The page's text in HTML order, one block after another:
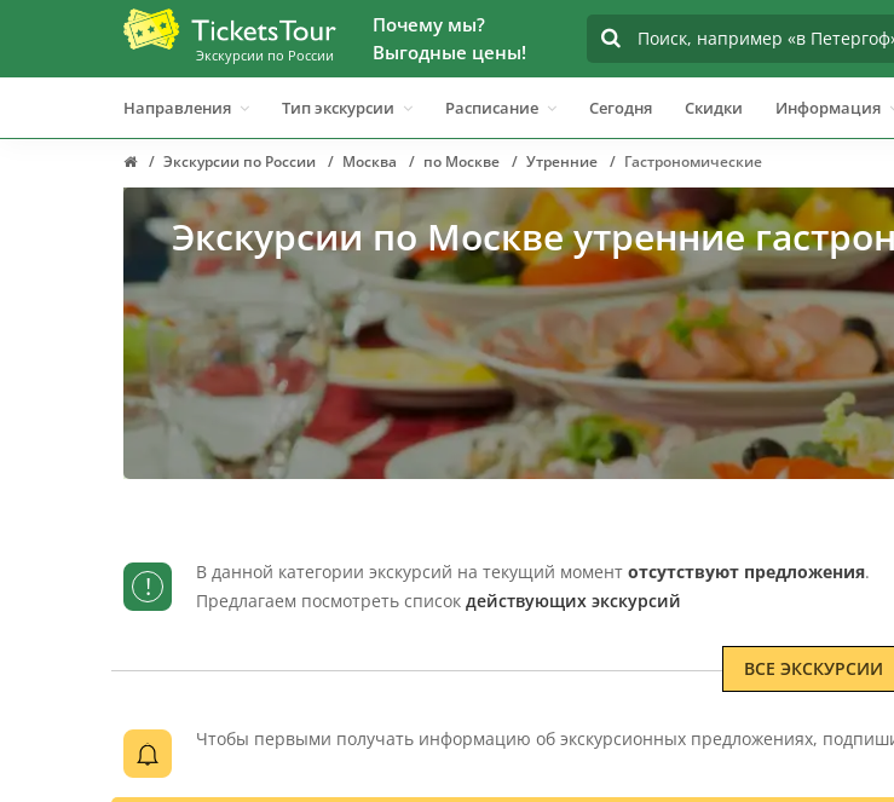
Экскурсии по России
Почему мы?
Выгодные цены!
Направления Тип экскурсии Расписание Сегодня Скидки Информация
Экскурсии по России Москва по Москве Утренние Гастрономические
Экскурсии по Москве утренние
! В данной категории экскурсий на текущий момент отсутствуют предложения.
Предлагаем посмотреть список действующих экскурсий
ВСЕ ЭКСКУРСИИ
Чтобы первыми получать информацию об экскурсионных предложениях,